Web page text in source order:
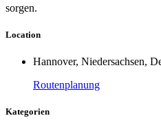
sorgen.
Location
Hannover, Niedersachsen,
Routenplanung
Kategorien